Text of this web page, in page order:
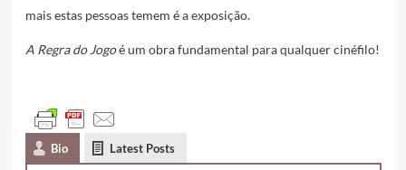
mais estas pessoas temem é a exposição.
A Regra do Jogoé um obra fundamental para qualquer cinéfilo!
Bio Latest Posts